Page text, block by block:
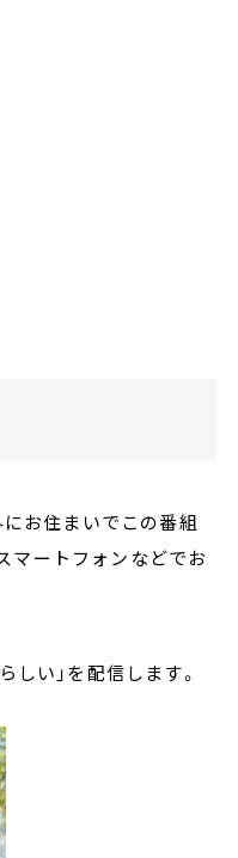
お住まいでこの番組
マートフォンなどでお
しい」を配信します。